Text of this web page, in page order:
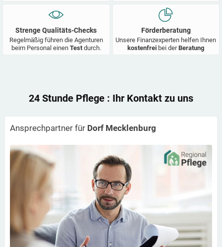
Strenge Qualitäts-Checks
Regelmäßig führen die Agenturen
beim Personal einen Test durch.
Förderberatung
Unsere Finanzexperten helfen Ihnen
kostenfrei bei derBeratung
24 Stunde Pflege : Ihr Kontakt zu uns
Ansprechpartner für Dorf Mecklenburg